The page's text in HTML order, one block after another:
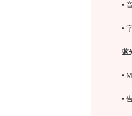
• 音
• 字
蓝
• MJ
• 告